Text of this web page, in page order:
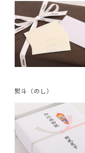
熨斗（のし）